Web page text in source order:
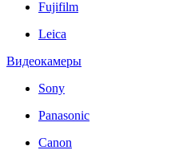
Fujifilm
Leica
Видеокамеры
Sony
Panasonic
Canon